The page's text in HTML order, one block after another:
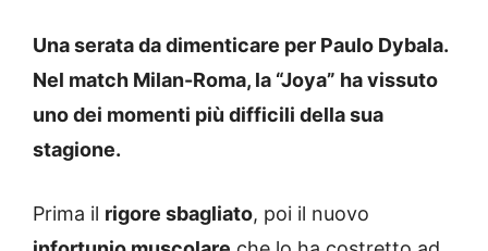
Una serata da dimenticare per Paulo Dybala.
Nel match Milan-Roma, la “Joya” ha vissuto
uno dei momenti più difficili della sua
stagione.
Prima il rigore sbagliato, poi il nuovo